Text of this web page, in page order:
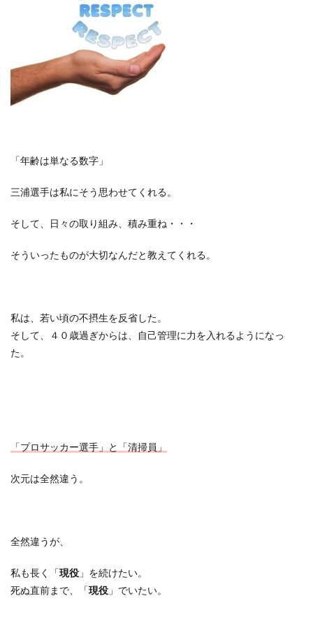
「年齢は単なる数字」
三浦選手は私にそう思わせてくれる。
そして、日々の取り組み、積み重ね・・・
そういったものが大切なんだと教えてくれる。
私は、若い頃の不摂生を反省した。
そして、４０歳過ぎからは、自己管理に力を入れるようになっ
た。
「プロサッカー選手」と「清掃員」
次元は全然違う。
全然違うが、
私も長く「現役 」を続けたい。
死ぬ直前まで、「現役 」でいたい。